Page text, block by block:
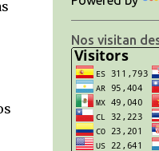
Nos visitan